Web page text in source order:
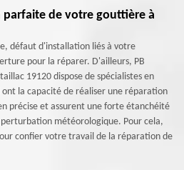
parfaite de votre gouttière à
défaut d'installation liés à votre
pour la réparer. D'ailleurs, PB
19120 dispose de spécialistes en
la capacité de réaliser une réparation
précise et assurent une forte étanchéité
météorologique. Pour cela,
confier votre travail de la réparation de